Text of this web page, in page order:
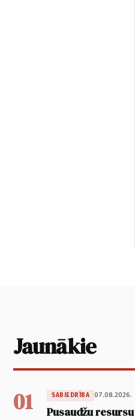
Jaunākie
01 SABIEDRĪBA 07.08.2026.
Pusaudžu